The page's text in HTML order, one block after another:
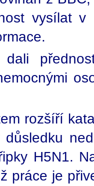
vysílat v
dali
rozšíří
H5N1.
práce je